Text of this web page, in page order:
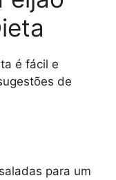
é fácil e
de
para um